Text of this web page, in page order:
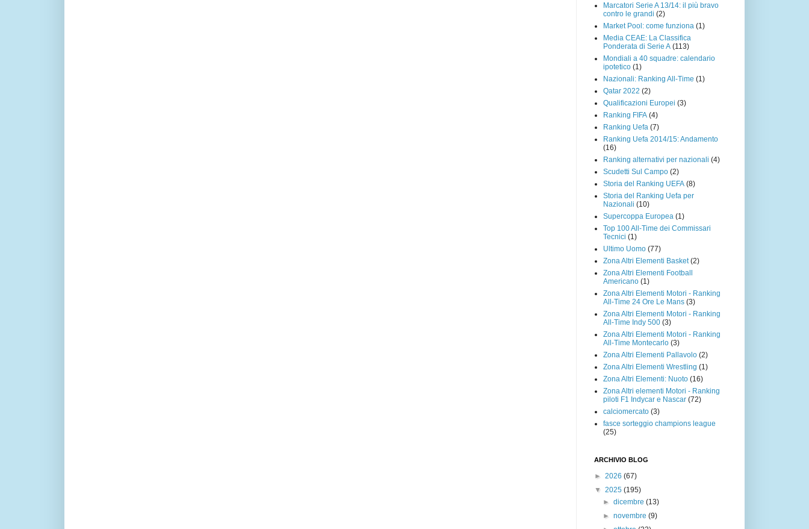
Marcatori Serie A 13/14: il più bravo
contro le grandi (2)
Market Pool: come funziona (1)
Media CEAE: La Classifica
Ponderata di Serie A (113)
Mondiali a 40 squadre: calendario
ipotetico (1)
Nazionali: Ranking All-Time (1)
Qatar 2022 (2)
Qualificazioni Europei (3)
Ranking FIFA (4)
Ranking Uefa (7)
Ranking Uefa 2014/15: Andamento
(16)
Ranking alternativi per nazionali (4)
Scudetti Sul Campo (2)
Storia del Ranking UEFA (8)
Storia del Ranking Uefa per
Nazionali (10)
Supercoppa Europea (1)
Top 100 All-Time dei Commissari
Tecnici (1)
Ultimo Uomo (77)
Zona Altri Elementi Basket (2)
Zona Altri Elementi Football
Americano (1)
Zona Altri Elementi Motori - Ranking
All-Time 24 Ore Le Mans (3)
Zona Altri Elementi Motori - Ranking
All-Time Indy 500 (3)
Zona Altri Elementi Motori - Ranking
All-Time Montecarlo (3)
Zona Altri Elementi Pallavolo (2)
Zona Altri Elementi Wrestling (1)
Zona Altri Elementi: Nuoto (16)
Zona Altri elementi Motori - Ranking
piloti F1 Indycar e Nascar (72)
calciomercato (3)
fasce sorteggio champions league
(25)
ARCHIVIO BLOG
► 2026 (67)
▼ 2025 (195)
►dicembre(13)
►novembre(9)